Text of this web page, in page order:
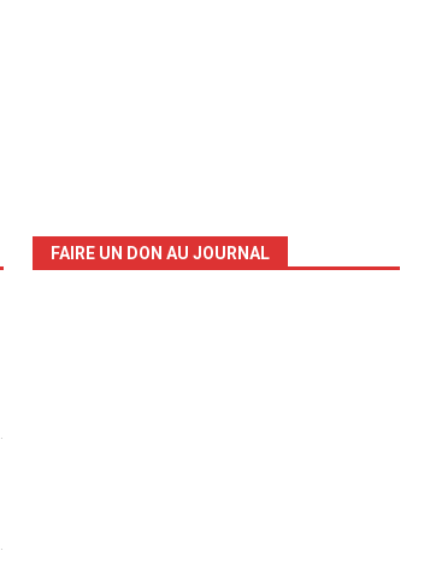
FAIRE UN DON AU JOURNAL